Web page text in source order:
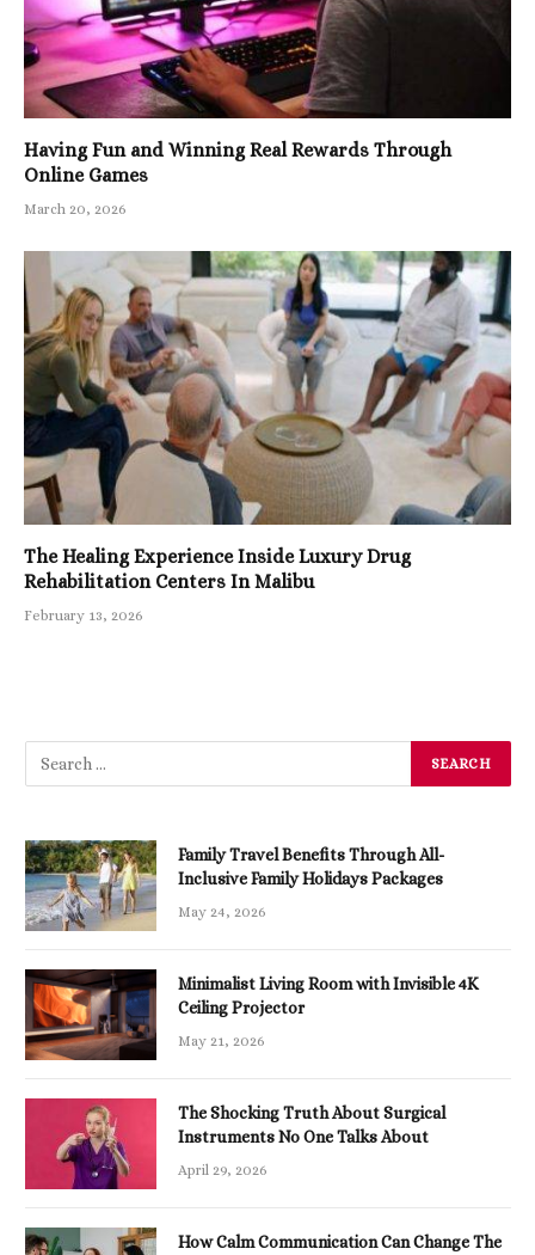
Having Fun and Winning Real Rewards Through
Online Games
March 20, 2026
The Healing Experience Inside Luxury Drug
Rehabilitation Centers In Malibu
February 13, 2026
Family Travel Benefits Through All-
Inclusive Family Holidays Packages
May 24, 2026
Minimalist Living Room with Invisible 4K
Ceiling Projector
May 21, 2026
The Shocking Truth About Surgical
Instruments No One Talks About
April 29, 2026
How Calm Communication Can Change The